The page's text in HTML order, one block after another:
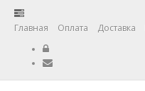
Главная Оплата Доставка